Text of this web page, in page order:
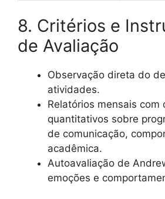
8. Critérios e
de Avaliação
Observação direta do
atividades.
Relatórios mensais com
quantitativos sobre
de comunicação,
acadêmica.
Autoavaliação de
emoções e